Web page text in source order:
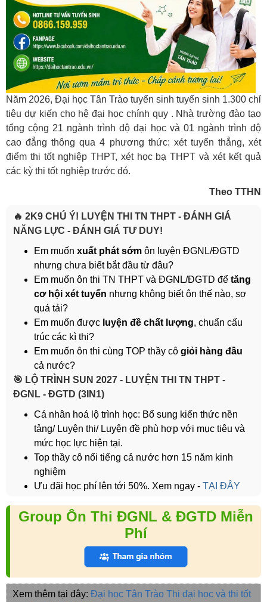
Năm 2026, Đại học Tân Trào tuyển sinh tuyển sinh 1.300 chỉ
tiêu dự kiến cho hệ đại học chính quy. Nhà trường đào tạo
tổng cộng 21 ngành trình độ đại học và 01 ngành trình độ
cao đẳng thông qua 4 phương thức: xét tuyển thẳng, xét
điểm thi tốt nghiệp THPT, xét học bạ THPT và xét kết quả
các kỳ thi tốt nghiệp trước đó.
Theo TTHN
🔥 2K9 CHÚ Ý! LUYỆN THI TN THPT - ĐÁNH GIÁ
NĂNG LỰC - ĐÁNH GIÁ TƯ DUY!
Em muốn xuất phát sớm ôn luyện ĐGNL/ĐGTD
nhưng chưa biết bắt đầu từ đâu?
Em muốn ôn thi TN THPT và ĐGNL/ĐGTD để tăng
cơ hội xét tuyển nhưng không biết ôn thế nào, sợ
quá tải?
Em muốn được luyện đề chất lượng, chuẩn cấu
trúc các kì thi?
Em muốn ôn thi cùng TOP thầy cô giỏi hàng đầu
cả nước?
️🎯 LỘ TRÌNH SUN 2027 - LUYỆN THI TN THPT -
ĐGNL - ĐGTD (3IN1)
Cá nhân hoá lộ trình học: Bổ sung kiến thức nền
tảng/ Luyện thi/ Luyện đề phù hợp với mục tiêu và
mức học lực hiện tại.
Top thầy cô nổi tiếng cả nước hơn 15 năm kinh
nghiệm
Ưu đãi học phí lên tới 50%. Xem ngay - TẠI ĐÂY
Group Ôn Thi ĐGNL & ĐGTD Miễn
Phí
Xem thêm tại đây: Đại học Tân Trào Thi đại học và thi tốt